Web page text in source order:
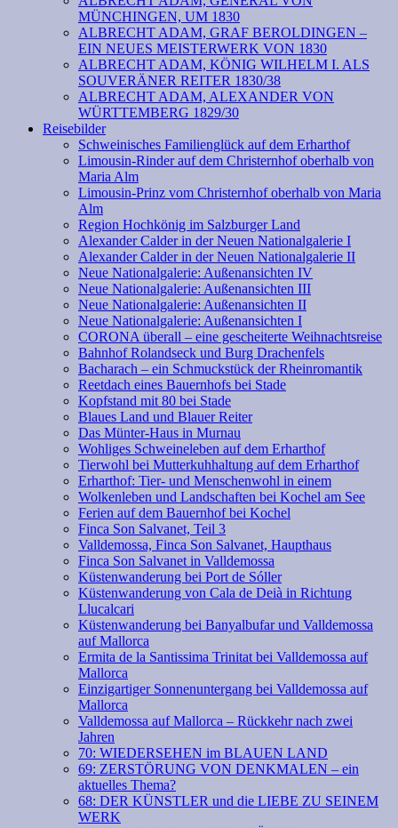
MÜNCHINGEN, UM 1830
ALBRECHT ADAM, GRAF BEROLDINGEN –
EIN NEUES MEISTERWERK VON 1830
ALBRECHT ADAM, KÖNIG WILHELM I. ALS
SOUVERÄNER REITER 1830/38
ALBRECHT ADAM, ALEXANDER VON
WÜRTTEMBERG 1829/30
Reisebilder
Schweinisches Familienglück auf dem Erharthof
Limousin-Rinder auf dem Christernhof oberhalb von
Maria Alm
Limousin-Prinz vom Christernhof oberhalb von Maria
Alm
Region Hochkönig im Salzburger Land
Alexander Calder in der Neuen Nationalgalerie I
Alexander Calder in der Neuen Nationalgalerie II
Neue Nationalgalerie: Außenansichten IV
Neue Nationalgalerie: Außenansichten III
Neue Nationalgalerie: Außenansichten II
Neue Nationalgalerie: Außenansichten I
CORONA überall – eine gescheiterte Weihnachtsreise
Bahnhof Rolandseck und Burg Drachenfels
Bacharach – ein Schmuckstück der Rheinromantik
Reetdach eines Bauernhofs bei Stade
Kopfstand mit 80 bei Stade
Blaues Land und Blauer Reiter
Das Münter-Haus in Murnau
Wohliges Schweineleben auf dem Erharthof
Tierwohl bei Mutterkuhhaltung auf dem Erharthof
Erharthof: Tier- und Menschenwohl in einem
Wolkenleben und Landschaften bei Kochel am See
Ferien auf dem Bauernhof bei Kochel
Finca Son Salvanet, Teil 3
Valldemossa, Finca Son Salvanet, Haupthaus
Finca Son Salvanet in Valldemossa
Küstenwanderung bei Port de Sóller
Küstenwanderung von Cala de Deià in Richtung
Llucalcari
Küstenwanderung bei Banyalbufar und Valldemossa
auf Mallorca
Ermita de la Santissima Trinitat bei Valldemossa auf
Mallorca
Einzigartiger Sonnenuntergang bei Valldemossa auf
Mallorca
Valldemossa auf Mallorca – Rückkehr nach zwei
Jahren
70: WIEDERSEHEN im BLAUEN LAND
69: ZERSTÖRUNG VON DENKMALEN – ein
aktuelles Thema?
68: DER KÜNSTLER und die LIEBE ZU SEINEM
WERK